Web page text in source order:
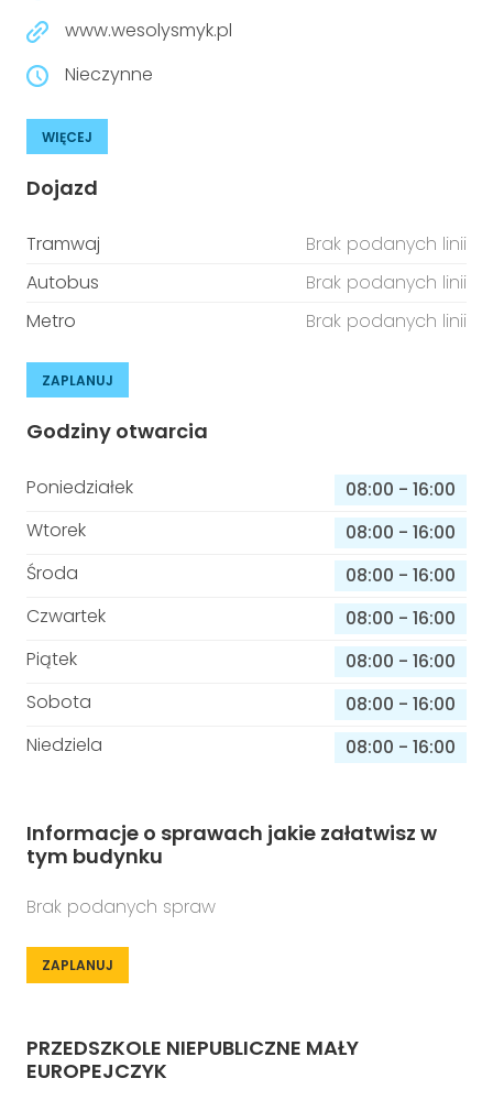
www.wesolysmyk.pl
Nieczynne
WIĘCEJ
Dojazd
Tramwaj
Brak podanych linii
Autobus
Brak podanych linii
Metro
Brak podanych linii
ZAPLANUJ
Godziny otwarcia
Poniedziałek 08:00 - 16:00
Wtorek
08:00 - 16:00
Środa
08:00 - 16:00
Czwartek
08:00 - 16:00
Piątek
08:00 - 16:00
Sobota
08:00 - 16:00
Niedziela
08:00 - 16:00
Informacje o sprawach jakie załatwisz w
tym budynku
Brak podanych spraw
ZAPLANUJ
PRZEDSZKOLE NIEPUBLICZNE MAŁY
EUROPEJCZYK